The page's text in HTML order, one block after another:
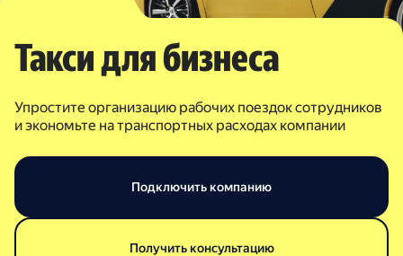
Такси для бизнеса
Упростите организацию рабочих поездок сотрудников
и экономьте на транспортных расходах компании
Подключить компанию
Получить консультацию